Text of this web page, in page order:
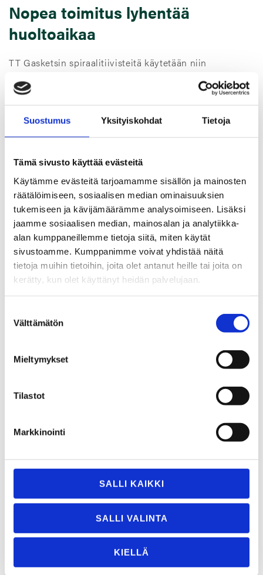
Suostumus Yksityiskohdat Tietoja
Tämä sivusto käyttää evästeitä
Käytämme evästeitä tarjoamamme sisällön ja mainosten
räätälöimiseen, sosiaalisen median ominaisuuksien
tukemiseen ja kävijämäärämme analysoimiseen. Lisäksi
jaamme sosiaalisen median, mainosalan ja analytiikka-
alan kumppaneillemme tietoja siitä, miten käytät
sivustoamme. Kumppanimme voivat yhdistää näitä
tietoja muihin tietoihin, joita olet antanut heille tai joita on
kerätty, kun olet käyttänyt heidän palvelujaan.
valinta
Välttämätön
Mieltymykset
Tilastot
Markkinointi
SALLI KAIKKI
SALLI VALINTA
KIELLÄ
Nopea toimitus lyhentää
huoltoaikaa
TT Gasketsin spiraalitiivisteitä käytetään niin
kemianteollisuudessa. Nyt voimme palvella omalla
tuotannolla myös OEM-asiakkaita, kuten
moottoritehtaita ja pumppu- tai venttiilivalmistajia.
Semimetallitiivisteiden tuoteperhe kattaa aiempien
metallivaippatiivisteiden valmistuksen.
– Materiaalivalinnoista riippuen saamme uusilta
koneilta tuotteita jopa päivässä maailmalle.
Kunnossapidon aika lyhenee ja turhat seisakit
vähenevät. Lyhyiden välimatkojen ansiosta voimme
palvella Suomessa monenlaista teollisuutta.
Parhaimmillaan valmis spiraalitiiviste on perillä jo
seuraavana päivänä, myyntijohtaja Matti Salo lupaa.
Ympäristöystävällinen
valmistustapa
lisääntyy, logistiikka helpottuu ja tuoteperhe täydentyy.
nauhasta, jolloin materiaalihukka jää minimiin.
Valmistusteknisesti turvalliset ja mittatarkat tiivisteet
kirkkaita materiaaleja, kuten AISI 316, AISI 321, AISI 347
grafiitti. Oli tarpeesi sitten poikkeuksellisen kokoinen
tiiviste nopealla toimituksella tai vaikka
parinkymmenen kappaleen erä perustavaraa, ota
yhteyttä!